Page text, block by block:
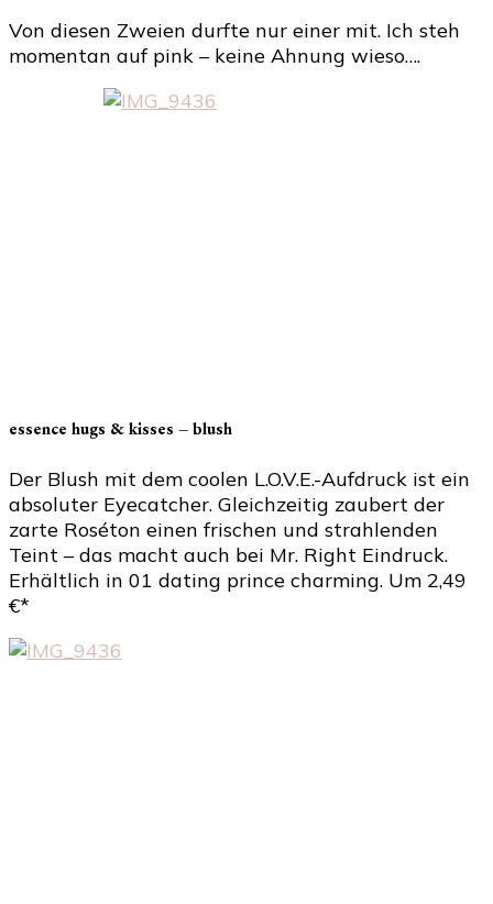
Von diesen Zweien durfte nur einer mit. Ich steh
momentan auf pink – keine Ahnung wieso….
essence hugs & kisses – blush
Der Blush mit dem coolen L.O.V.E.-Aufdruck ist ein
absoluter Eyecatcher. Gleichzeitig zaubert der
zarte Roséton einen frischen und strahlenden
Teint – das macht auch bei Mr. Right Eindruck.
Erhältlich in 01 dating prince charming. Um 2,49
€*